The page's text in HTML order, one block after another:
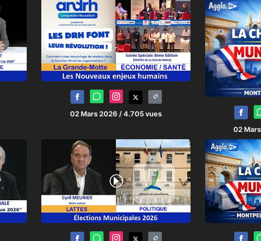
02 Mars 2026 / 4.705 vues
02